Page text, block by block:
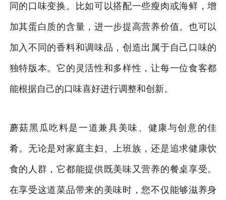
同的口味变换。比如可以搭配一些瘦肉或海鲜，增
加其蛋白质的含量，进一步提高营养价值。也可以
加入不同的香料和调味品，创造出属于自己口味的
独特版本。它的灵活性和多样性，让每一位食客都
能根据自己的口味喜好进行调整和创新。
蘑菇黑瓜吃料是一道兼具美味、健康与创意的佳
肴。无论是对家庭主妇、上班族，还是追求健康饮
食的人群，它都能提供既美味又营养的餐桌享受。
在享受这道菜品带来的美味时，您不仅能够滋养身